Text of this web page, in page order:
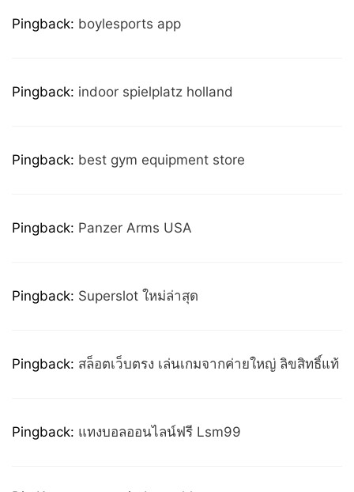
Pingback: boylesports app
Pingback: indoor spielplatz holland
Pingback: best gym equipment store
Pingback: Panzer Arms USA
Pingback: Superslot ใหม่ล่าสุด
Pingback: สล็อตเว็บตรง เล่นเกมจากค่ายใหญ่ ลิขสิทธิ์แท้
Pingback: แทงบอลออนไลน์ฟรี Lsm99